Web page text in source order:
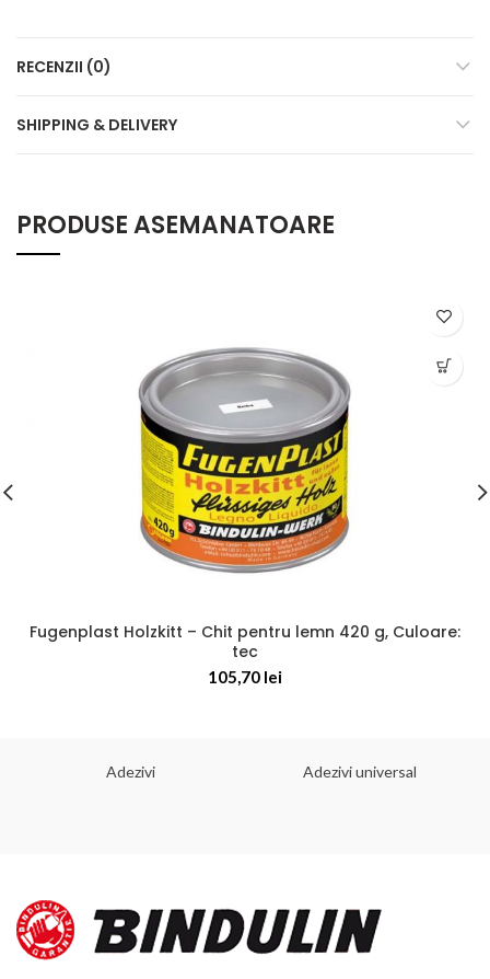
RECENZII (0)
SHIPPING & DELIVERY
PRODUSE ASEMANATOARE
Fugenplast Holzkitt – Chit pentru lemn 420 g, Culoare:
tec
105,70 lei
Adezivi Adezivi universal